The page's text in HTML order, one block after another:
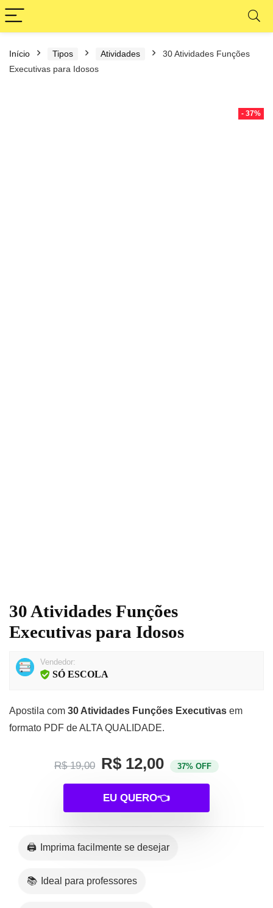
Início Tipos Atividades
30 Atividades Funções
Executivas para Idosos
- 37%
30 Atividades Funções
Executivas para Idosos
Vendedor:
SÓ ESCOLA
Apostila com 30 Atividades Funções Executivas em
formato PDF de ALTA QUALIDADE.
R$ 19,00 R$ 12,00 37% OFF
EU QUERO👈
🖨️ Imprima facilmente se desejar
📚 Ideal para professores